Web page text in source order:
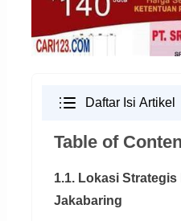
Daftar Isi Artikel
Table of
1.1. Lokasi
Jakabaring